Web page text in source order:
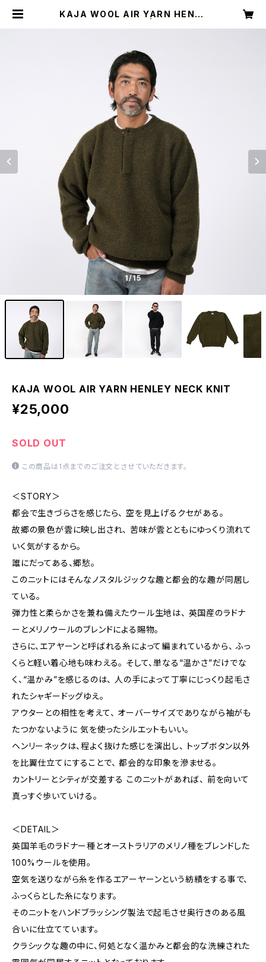
KAJA WOOL AIR YARN HENLE
1/15
KAJA WOOL AIR YARN HENLEY NECK KNIT
¥25,000
SOLD OUT
この商品は1点までのご注文とさせていただきます。
＜STORY＞
都会で生きづらさを感じたら、 空を見上げるクセがある。
故郷の景色が雲に映し出され、 苦味が雲とともにゆっくり流れて
いく気がするから。
誰にだってある、郷愁。
このニットにはそんなノスタルジックな趣と都会的な趣が同居し
ている。
弾力性と柔らかさを兼ね備えたウール生地は、 英国産のラドナ
ーとメリノウールのブレンドによる賜物。
さらに、エアヤーンと呼ばれる糸によって編まれているから、 ふっ
くらと軽い着心地も味わえる。 そして、単なる“温かさ”だけでな
く、“温かみ”を感じるのは、 人の手によって丁寧にじっくり起毛さ
れたシャギードッグゆえ。
アウターとの相性を考えて、 オーバーサイズでありながら袖がも
たつかないように 気を使ったシルエットもいい。
ヘンリーネックは、程よく抜けた感じを演出し、 トップボタン以外
を比翼仕立てにすることで、 都会的な印象を滲ませる。
カントリーとシティが交差する このニットがあれば、 前を向いて
真っすぐ歩いていける。
＜DETAIL＞
英国羊毛のラドナー種とオーストラリアのメリノ種をブレンドした
100%ウールを使用。
空気を送りながら糸を作るエアーヤーンという紡績をする事で、
ふっくらとした糸になります。
そのニットをハンドブラッシング製法で起毛させ奥行きのある風
合いに仕立てています。
クラシックな趣の中に、何処となく温かみと都会的な洗練された